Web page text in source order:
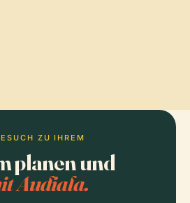
ZU IHREM
planen und
Audiala.